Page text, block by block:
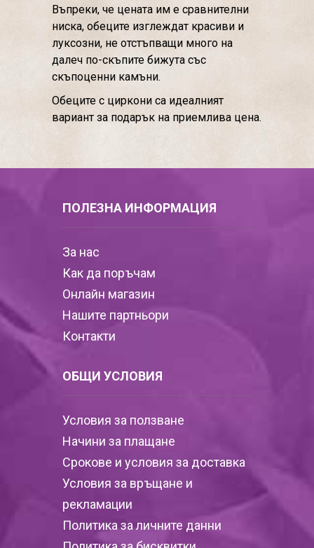
Въпреки, че цената им е сравнителни
ниска, обеците изглеждат красиви и
луксозни, не отстъпващи много на
далеч по-скъпите бижута със
скъпоценни камъни.
Обеците с циркони са идеалният
вариант за подарък на приемлива цена.
ПОЛЕЗНА ИНФОРМАЦИЯ
За нас
Как да поръчам
Онлайн магазин
Нашите партньори
Контакти
ОБЩИ УСЛОВИЯ
Условия за ползване
Начини за плащане
Срокове и условия за доставка
Условия за връщане и
рекламации
Политика за личните данни